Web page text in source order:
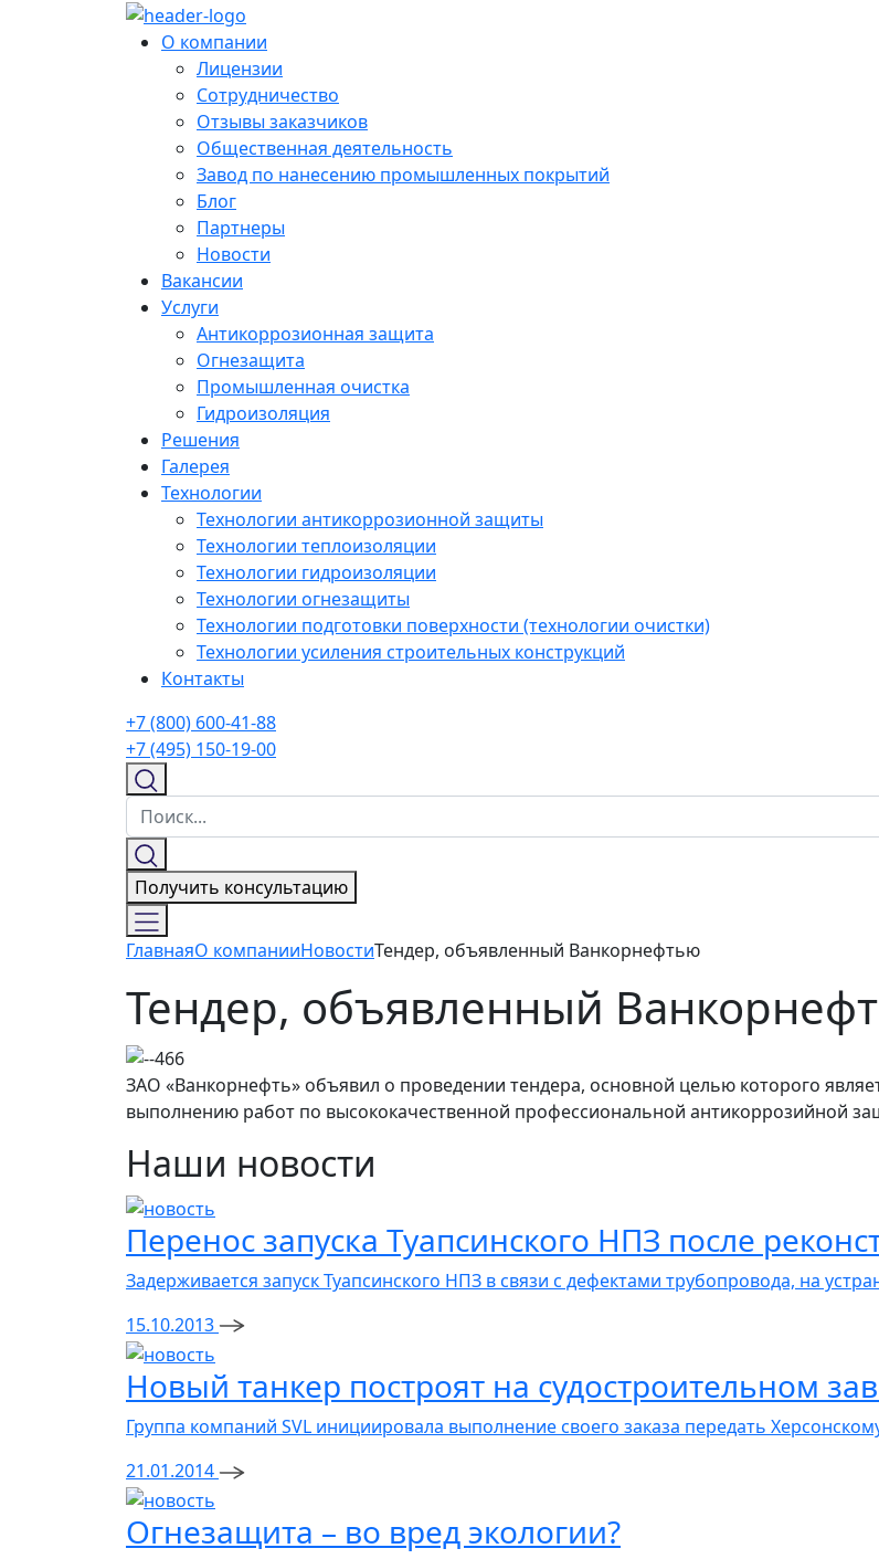
О компании
Лицензии
Сотрудничество
Отзывы заказчиков
Общественная деятельность
Завод по нанесению промышленных покрытий
Блог
Партнеры
Новости
Вакансии
Услуги
Антикоррозионная защита
Огнезащита
Промышленная очистка
Гидроизоляция
Решения
Галерея
Технологии
Технологии антикоррозионной защиты
Технологии теплоизоляции
Технологии гидроизоляции
Технологии огнезащиты
Технологии подготовки поверхности (технологии очистки)
Технологии усиления строительных конструкций
Контакты
+7 (800) 600-41-88
+7 (495) 150-19-00
Получить консультацию
ГлавнаяО компанииНовостиТендер, объявленный Ванкорнефтью
Тендер, объявленный
ЗАО «Ванкорнефть» объявил о проведении тендера, основной целью которого
выполнению работ по высококачественной профессиональной антикоррозийной
Наши новости
Перенос запуска Туапсинского НПЗ после
Задерживается запуск Туапсинского НПЗ в связи с дефектами трубопровода, на
15.10.2013
Новый танкер построят на судостроительном
Группа компаний SVL инициировала выполнение своего заказа передать
21.01.2014
Огнезащита – во вред экологии?